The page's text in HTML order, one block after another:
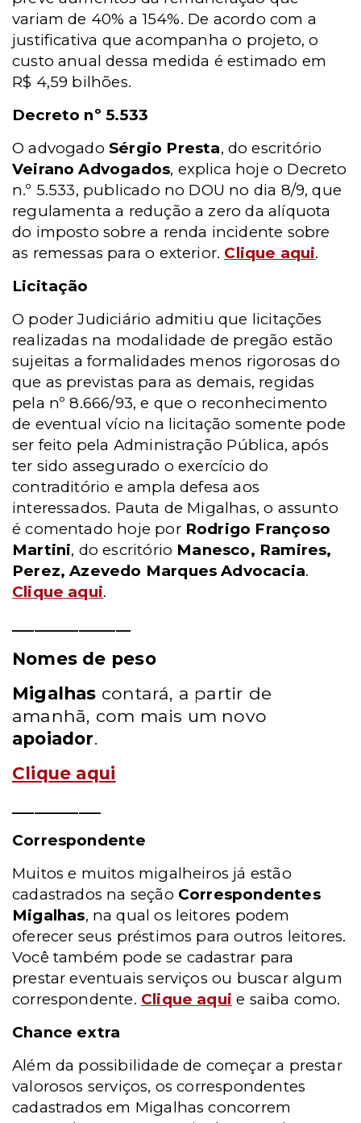
variam de 40% a 154%. De acordo com a
justificativa que acompanha o projeto, o
custo anual dessa medida é estimado em
R$ 4,59 bilhões.
Decreto nº 5.533
O advogadoSérgio Presta, do escritório
Veirano Advogados, explica hoje o Decreto
n.º 5.533, publicado no DOU no dia 8/9, que
regulamenta a redução a zero da alíquota
do imposto sobre a renda incidente sobre
as remessas para o exterior. Clique aqui.
Licitação
O poder Judiciário admitiu que licitações
realizadas na modalidade de pregão estão
sujeitas a formalidades menos rigorosas do
que as previstas para as demais, regidas
pela nº 8.666/93, e que o reconhecimento
de eventual vício na licitação somente pode
ser feito pela Administração Pública, após
ter sido assegurado o exercício do
contraditório e ampla defesa aos
interessados. Pauta de Migalhas, o assunto
é comentado hoje por Rodrigo Françoso
Martini, do escritório Manesco, Ramires,
Perez, Azevedo Marques Advocacia.
Clique aqui.
Nomes de peso
Migalhas contará, a partir de
amanhã, com mais um novo
apoiador.
Clique aqui
Correspondente
Muitos e muitos migalheiros já estão
cadastrados na seção Correspondentes
Migalhas, na qual os leitores podem
oferecer seus préstimos para outros leitores.
Você também pode se cadastrar para
prestar eventuais serviços ou buscar algum
correspondente. Clique aqui e saiba como.
Chance extra
Além da possibilidade de começar a prestar
valorosos serviços, os correspondentes
cadastrados em Migalhas concorrem